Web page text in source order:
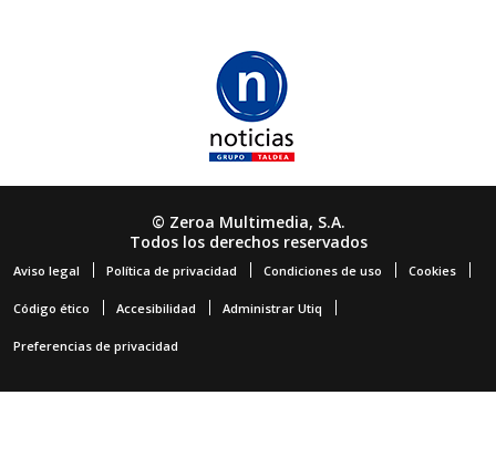
© Zeroa Multimedia, S.A.
Todos los derechos reservados
Aviso legal Política de privacidad Condiciones de uso Cookies
Código ético Accesibilidad Administrar Utiq
Preferencias de privacidad